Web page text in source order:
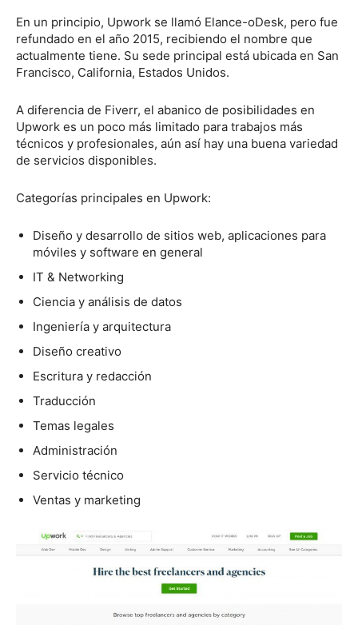
En un principio, Upwork se llamó Elance-oDesk, pero fue
refundado en el año 2015, recibiendo el nombre que
actualmente tiene. Su sede principal está ubicada en San
Francisco, California, Estados Unidos.
A diferencia de Fiverr, el abanico de posibilidades en
Upwork es un poco más limitado para trabajos más
técnicos y profesionales, aún así hay una buena variedad
de servicios disponibles.
Categorías principales en Upwork:
Diseño y desarrollo de sitios web, aplicaciones para
móviles y software en general
IT & Networking
Ciencia y análisis de datos
Ingeniería y arquitectura
Diseño creativo
Escritura y redacción
Traducción
Temas legales
Administración
Servicio técnico
Ventas y marketing